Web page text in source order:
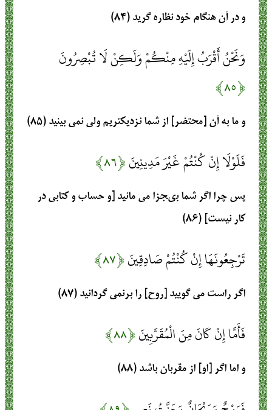
و در آن هنگام خود نظاره گريد (۸۴)
وَنَحْنُ أَقْرَبُ إِلَيْهِ مِنْكُمْ وَلَكِنْ لَا تُبْصِرُونَ
﴿۸۵﴾
و ما به آن [محتضر] از شما نزديكتريم ولى نمى ‏بينيد (۸۵)
فَلَوْلَا إِنْ كُنْتُمْ غَيْرَ مَدِينِينَ﴿۸۶﴾
پس چرا اگر شما بى‏جزا مى‏ مانيد [و حساب و كتابى در
كار نيست] (۸۶)
تَرْجِعُونَهَا إِنْ كُنْتُمْ صَادِقِينَ﴿۸۷﴾
اگر راست مى‏ گوييد [روح] را برنمى‏ گردانيد (۸۷)
فَأَمَّا إِنْ كَانَ مِنَ الْمُقَرَّبِينَ﴿۸۸﴾
و اما اگر [او] از مقربان باشد (۸۸)